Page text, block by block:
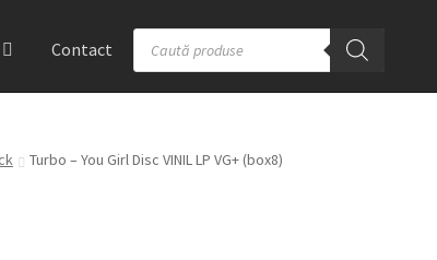
Contact
Turbo – You Girl Disc VINIL LP VG+ (box8)